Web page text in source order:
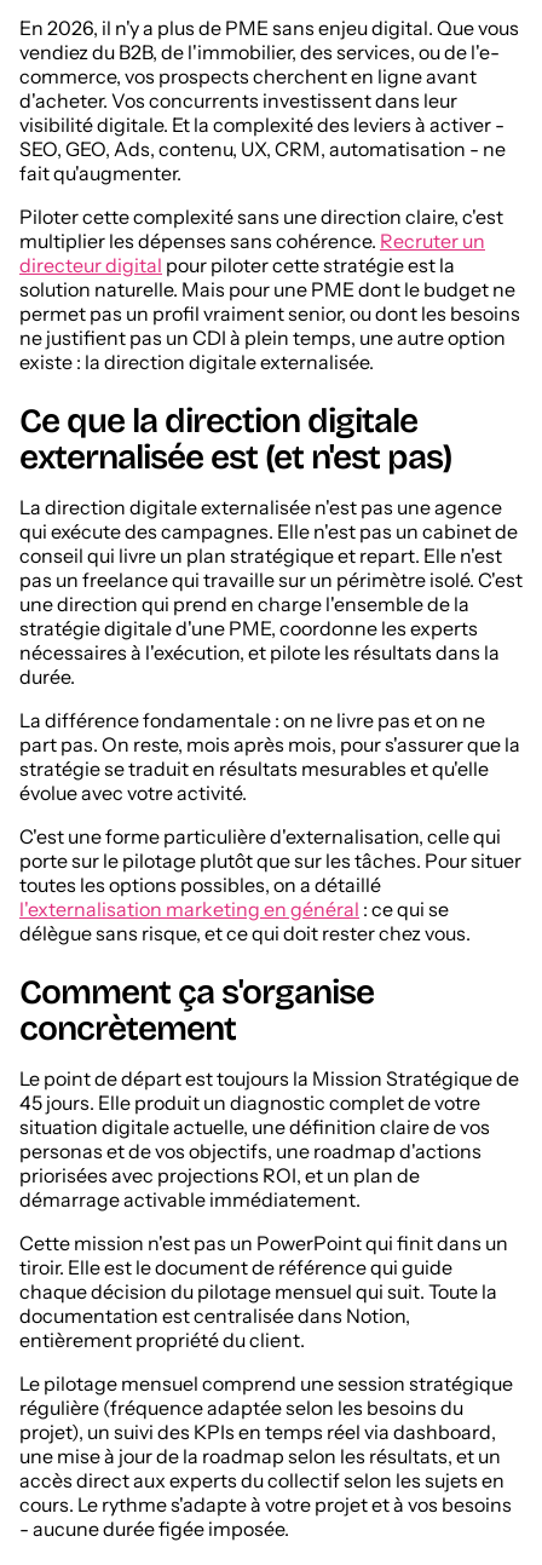
En 2026, il n'y a plus de PME sans enjeu digital. Que vous
vendiez du B2B, de l'immobilier, des services, ou de l'e-
commerce, vos prospects cherchent en ligne avant
d'acheter. Vos concurrents investissent dans leur
visibilité digitale. Et la complexité des leviers à activer -
SEO, GEO, Ads, contenu, UX, CRM, automatisation - ne
fait qu'augmenter.
Piloter cette complexité sans une direction claire, c'est
multiplier les dépenses sans cohérence. Recruter un
directeur digital pour piloter cette stratégie est la
solution naturelle. Mais pour une PME dont le budget ne
permet pas un profil vraiment senior, ou dont les besoins
ne justifient pas un CDI à plein temps, une autre option
existe : la direction digitale externalisée.
Ce que la direction digitale
externalisée est (et n'est pas)
La direction digitale externalisée n'est pas une agence
qui exécute des campagnes. Elle n'est pas un cabinet de
conseil qui livre un plan stratégique et repart. Elle n'est
pas un freelance qui travaille sur un périmètre isolé. C'est
une direction qui prend en charge l'ensemble de la
stratégie digitale d'une PME, coordonne les experts
nécessaires à l'exécution, et pilote les résultats dans la
durée.
La différence fondamentale : on ne livre pas et on ne
part pas. On reste, mois après mois, pour s'assurer que la
stratégie se traduit en résultats mesurables et qu'elle
évolue avec votre activité.
C'est une forme particulière d'externalisation, celle qui
porte sur le pilotage plutôt que sur les tâches. Pour situer
toutes les options possibles, on a détaillé
l'externalisation marketing en général : ce qui se
délègue sans risque, et ce qui doit rester chez vous.
Comment ça s'organise
concrètement
Le point de départ est toujours la Mission Stratégique de
45 jours. Elle produit un diagnostic complet de votre
situation digitale actuelle, une définition claire de vos
personas et de vos objectifs, une roadmap d'actions
priorisées avec projections ROI, et un plan de
démarrage activable immédiatement.
Cette mission n'est pas un PowerPoint qui finit dans un
tiroir. Elle est le document de référence qui guide
chaque décision du pilotage mensuel qui suit. Toute la
documentation est centralisée dans Notion,
entièrement propriété du client.
Le pilotage mensuel comprend une session stratégique
régulière (fréquence adaptée selon les besoins du
projet), un suivi des KPIs en temps réel via dashboard,
une mise à jour de la roadmap selon les résultats, et un
accès direct aux experts du collectif selon les sujets en
cours. Le rythme s'adapte à votre projet et à vos besoins
- aucune durée figée imposée.